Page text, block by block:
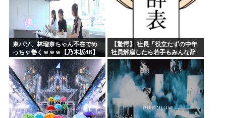
東パソ、林瑠奈ちゃん不在でめ
っちゃ巻くｗｗｗ【乃木坂46】
【驚愕】 社長「役立たずの中年
社員解雇したら若手もみんな辞
めてしまった…」